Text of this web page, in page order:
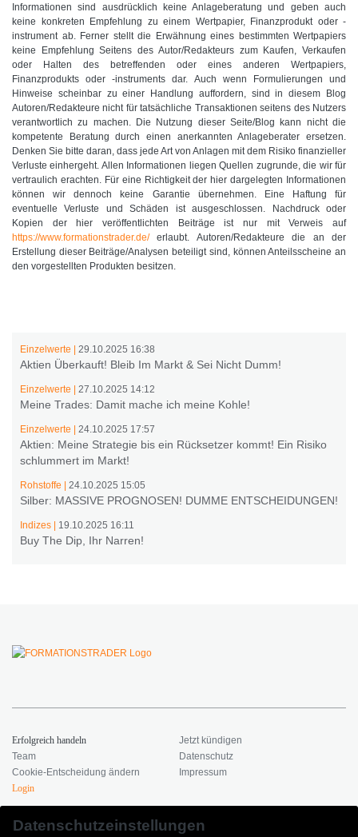
Informationen sind ausdrücklich keine Anlageberatung und geben auch
keine konkreten Empfehlung zu einem Wertpapier, Finanzprodukt oder -
instrument ab. Ferner stellt die Erwähnung eines bestimmten Wertpapiers
keine Empfehlung Seitens des Autor/Redakteurs zum Kaufen, Verkaufen
oder Halten des betreffenden oder eines anderen Wertpapiers,
Finanzprodukts oder -instruments dar. Auch wenn Formulierungen und
Hinweise scheinbar zu einer Handlung auffordern, sind in diesem Blog
Autoren/Redakteure nicht für tatsächliche Transaktionen seitens des Nutzers
verantwortlich zu machen. Die Nutzung dieser Seite/Blog kann nicht die
kompetente Beratung durch einen anerkannten Anlageberater ersetzen.
Denken Sie bitte daran, dass jede Art von Anlagen mit dem Risiko finanzieller
Verluste einhergeht. Allen Informationen liegen Quellen zugrunde, die wir für
vertraulich erachten. Für eine Richtigkeit der hier dargelegten Informationen
können wir dennoch keine Garantie übernehmen. Eine Haftung für
eventuelle Verluste und Schäden ist ausgeschlossen. Nachdruck oder
Kopien der hier veröffentlichten Beiträge ist nur mit Verweis auf
https://www.formationstrader.de/erlaubt. Autoren/Redakteure die an der
Erstellung dieser Beiträge/Analysen beteiligt sind, können Anteilsscheine an
den vorgestellten Produkten besitzen.
Einzelwerte | 29.10.2025 16:38
Aktien Überkauft! Bleib Im Markt & Sei Nicht Dumm!
Einzelwerte | 27.10.2025 14:12
Meine Trades: Damit mache ich meine Kohle!
Einzelwerte | 24.10.2025 17:57
Aktien: Meine Strategie bis ein Rücksetzer kommt! Ein Risiko
schlummert im Markt!
Rohstoffe | 24.10.2025 15:05
Silber: MASSIVE PROGNOSEN! DUMME ENTSCHEIDUNGEN!
Indizes | 19.10.2025 16:11
Buy The Dip, Ihr Narren!
Erfolgreich handeln
Team
Cookie-Entscheidung ändern
Datenschutzeinstellungen
Login
Jetzt kündigen
Datenschutz
Impressum
Copyright © 2026 Formationstrader
Kontakt